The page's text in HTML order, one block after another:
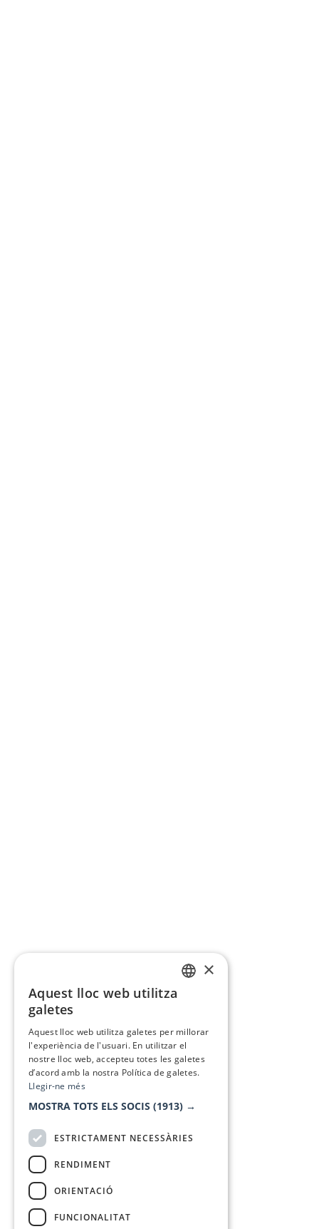
×
Aquest lloc web utilitza
galetes
Aquest lloc web utilitza galetes per millorar
l'experiència de l'usuari. En utilitzar el
nostre lloc web, accepteu totes les galetes
d’acord amb la nostra Política de galetes.
Llegir-ne més
MOSTRA TOTS ELS SOCIS (1913) →
ESTRICTAMENT NECESSÀRIES
RENDIMENT
ORIENTACIÓ
FUNCIONALITAT